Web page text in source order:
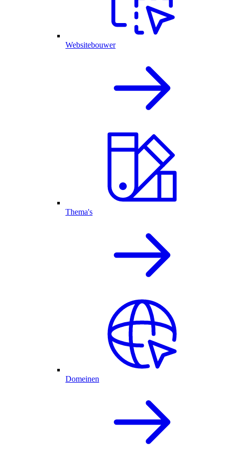
Websitebouwer
Thema's
Domeinen